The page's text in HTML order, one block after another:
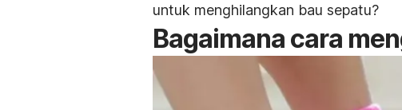
untuk menghilangkan bau sepatu?
Bagaimana cara